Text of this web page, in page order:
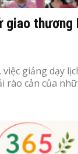
giao thương
giảng dạy
rào cản của